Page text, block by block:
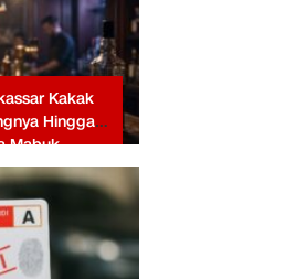
Kakak
Hingga
Mabuk